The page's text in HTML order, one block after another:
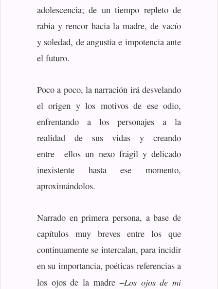
adolescencia; de un tiempo repleto de
rabia y rencor hacia la madre, de vacío
y soledad, de angustia e impotencia ante
el futuro.
Poco a poco, la narración irá desvelando
el origen y los motivos de ese odio,
enfrentando a los personajes a la
realidad de sus vidas y creando
entre ellos un nexo frágil y delicado
inexistente hasta ese momento,
aproximándolos.
Narrado en primera persona, a base de
capítulos muy breves entre los que
continuamente se intercalan, para incidir
en su importancia, poéticas referencias a
los ojos de la madre −Los ojos de mi